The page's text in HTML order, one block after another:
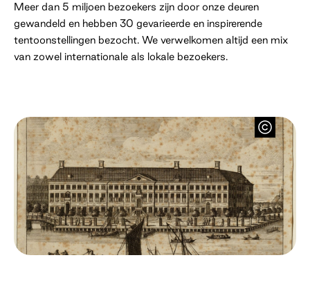
Meer dan 5 miljoen bezoekers zijn door onze deuren
gewandeld en hebben 30 gevarieerde en inspirerende
tentoonstellingen bezocht. We verwelkomen altijd een mix
van zowel internationale als lokale bezoekers.